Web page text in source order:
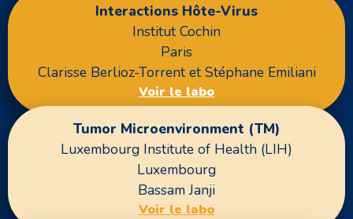
Interactions Hôte-Virus
Institut Cochin
Paris
Clarisse Berlioz-Torrent et Stéphane Emiliani
Voir le labo
Tumor Microenvironment (TM)
Luxembourg Institute of Health (LIH)
Luxembourg
Bassam Janji
Voir le labo